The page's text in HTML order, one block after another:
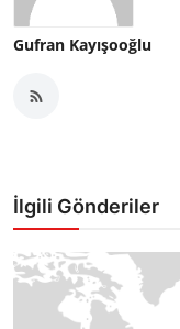
Gufran Kayışooğlu
İlgili Gönderiler